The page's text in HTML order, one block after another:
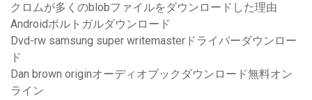
クロムが多くのblobファイルをダウンロードした理由
Androidポルトガルダウンロード
Dvd-rw samsung super writemasterドライバーダウンロー
ド
Dan brown originオーディオブックダウンロード無料オン
ライン